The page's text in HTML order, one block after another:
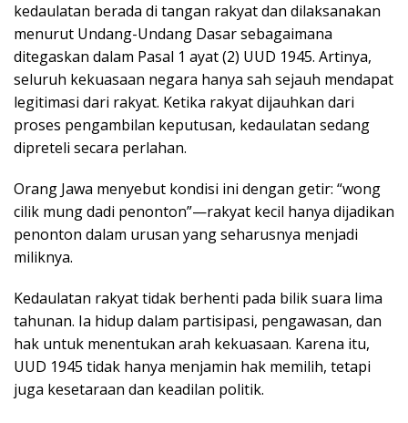
kedaulatan berada di tangan rakyat dan dilaksanakan
menurut Undang-Undang Dasar sebagaimana
ditegaskan dalam Pasal 1 ayat (2) UUD 1945. Artinya,
seluruh kekuasaan negara hanya sah sejauh mendapat
legitimasi dari rakyat. Ketika rakyat dijauhkan dari
proses pengambilan keputusan, kedaulatan sedang
dipreteli secara perlahan.
Orang Jawa menyebut kondisi ini dengan getir: “wong
cilik mung dadi penonton”—rakyat kecil hanya dijadikan
penonton dalam urusan yang seharusnya menjadi
miliknya.
Kedaulatan rakyat tidak berhenti pada bilik suara lima
tahunan. Ia hidup dalam partisipasi, pengawasan, dan
hak untuk menentukan arah kekuasaan. Karena itu,
UUD 1945 tidak hanya menjamin hak memilih, tetapi
juga kesetaraan dan keadilan politik.